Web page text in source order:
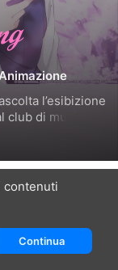
l’esibizione
club di musica
anno, al
vista”, ma Yori
lei stessa
contenuti
Continua